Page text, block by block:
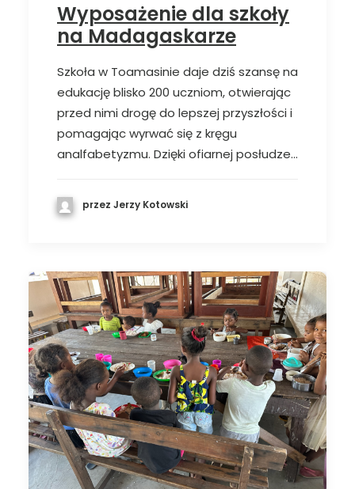
Wyposażenie dla szkoły
na Madagaskarze
Szkoła w Toamasinie daje dziś szansę na
edukację blisko 200 uczniom, otwierając
przed nimi drogę do lepszej przyszłości i
pomagając wyrwać się z kręgu
analfabetyzmu. Dzięki ofiarnej posłudze…
przez Jerzy Kotowski